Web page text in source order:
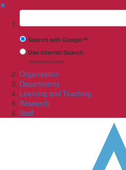
✖
Suchbegriff
Search with Google™
Use Internal Search
(limited result quality)
Organisation
Departments
Learning and Teaching
Research
Staff